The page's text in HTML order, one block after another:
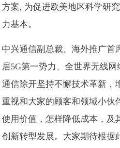
方案, 为促进欧美地区科学研
力基本。
中兴通信副总裁、海外推广首
居5G第一势力、全世界无线
通信除开坚持不懈技术革新，
重视和大家的顾客和领域小伙
使用价值，怎样降低成本，及
创新转型发展。大家期待根据